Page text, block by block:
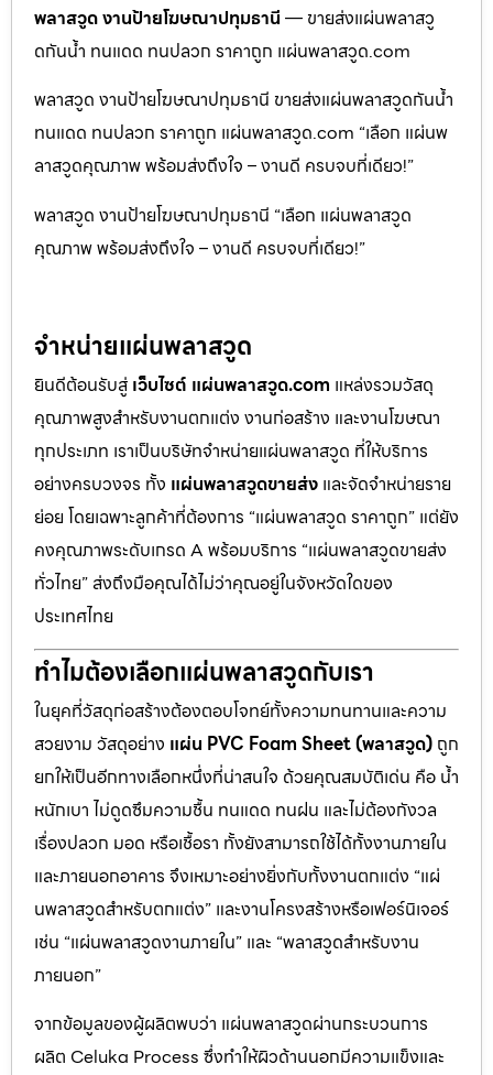
พลาสวูด งานป้ายโฆษณาปทุมธานี — ขายส่งแผ่นพลาสวู
ดกันน้ำ ทนแดด ทนปลวก ราคาถูก แผ่นพลาสวูด.com
พลาสวูด งานป้ายโฆษณาปทุมธานี ขายส่งแผ่นพลาสวูดกันน้ำ
ทนแดด ทนปลวก ราคาถูก แผ่นพลาสวูด.com “เลือก แผ่นพ
ลาสวูดคุณภาพ พร้อมส่งถึงใจ – งานดี ครบจบที่เดียว!”
พลาสวูด งานป้ายโฆษณาปทุมธานี “เลือก แผ่นพลาสวูด
คุณภาพ พร้อมส่งถึงใจ – งานดี ครบจบที่เดียว!”
จำหน่ายแผ่นพลาสวูด
ยินดีต้อนรับสู่ เว็บไซต์ แผ่นพลาสวูด.com แหล่งรวมวัสดุ
คุณภาพสูงสำหรับงานตกแต่ง งานก่อสร้าง และงานโฆษณา
ทุกประเภท เราเป็นบริษัทจำหน่ายแผ่นพลาสวูด ที่ให้บริการ
อย่างครบวงจร ทั้ง แผ่นพลาสวูดขายส่ง และจัดจำหน่ายราย
ย่อย โดยเฉพาะลูกค้าที่ต้องการ “แผ่นพลาสวูด ราคาถูก” แต่ยัง
คงคุณภาพระดับเกรด A พร้อมบริการ “แผ่นพลาสวูดขายส่ง
ทั่วไทย” ส่งถึงมือคุณได้ไม่ว่าคุณอยู่ในจังหวัดใดของ
ประเทศไทย
ทำไมต้องเลือกแผ่นพลาสวูดกับเรา
ในยุคที่วัสดุก่อสร้างต้องตอบโจทย์ทั้งความทนทานและความ
สวยงาม วัสดุอย่าง แผ่น PVC Foam Sheet (พลาสวูด) ถูก
ยกให้เป็นอีกทางเลือกหนึ่งที่น่าสนใจ ด้วยคุณสมบัติเด่น คือ น้ำ
หนักเบา ไม่ดูดซึมความชื้น ทนแดด ทนฝน และไม่ต้องกังวล
เรื่องปลวก มอด หรือเชื้อรา ทั้งยังสามารถใช้ได้ทั้งงานภายใน
และภายนอกอาคาร จึงเหมาะอย่างยิ่งกับทั้งงานตกแต่ง “แผ่
นพลาสวูดสำหรับตกแต่ง” และงานโครงสร้างหรือเฟอร์นิเจอร์
เช่น “แผ่นพลาสวูดงานภายใน” และ “พลาสวูดสำหรับงาน
ภายนอก”
จากข้อมูลของผู้ผลิตพบว่า แผ่นพลาสวูดผ่านกระบวนการ
ผลิต Celuka Process ซึ่งทำให้ผิวด้านนอกมีความแข็งและ